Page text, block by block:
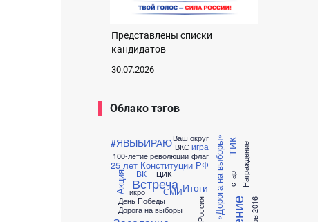
Представлены списки
кандидатов
30.07.2026
Облако тэгов
#ЯВЫБИРАЮ
100-летие революции
25 лет Конституции РФ
Акция Акция «Дорога на выборы»
ВК
ВКС
Ваш округ
Встреча
День Победы
Дорога на выборы
Итоги
Награждение
Россия
СМИ
ТИК
ЦИК
игра
икро
старт
флаг